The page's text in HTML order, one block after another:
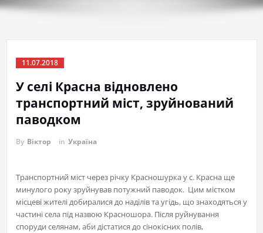
11.07.2018
У селі Красна відновлено
транспортний міст, зруйнований
паводком
By Віктор in Україна
Транспортний міст через річку Красношурка у с. Красна ще
минулого року зруйнував потужний паводок. Цим містком
місцеві жителі добиралися до наділів та угідь, що знаходяться у
частині села під назвою Красношора. Після руйнування
споруди селянам, аби дістатися до сінокісних полів,